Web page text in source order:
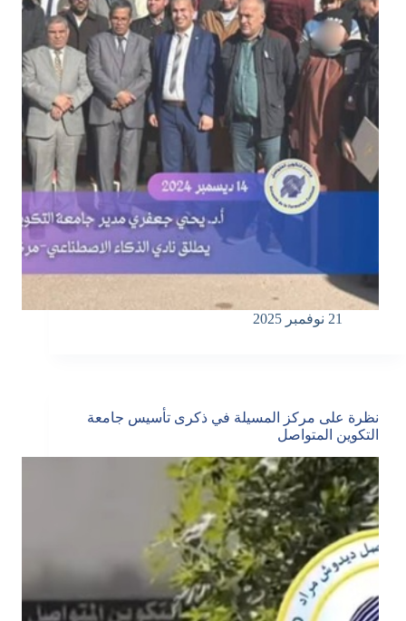
21 نوفمبر 2025
نظرة على مركز المسيلة في ذكرى تأسيس جامعة
التكوين المتواصل